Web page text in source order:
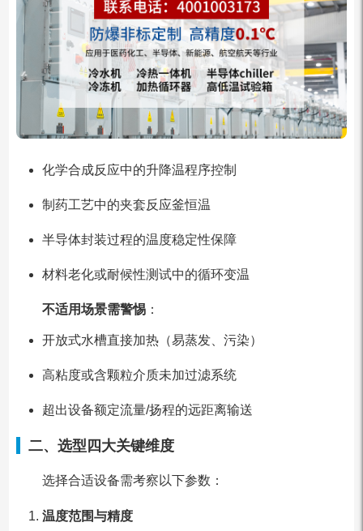
化学合成反应中的升降温程序控制
制药工艺中的夹套反应釜恒温
半导体封装过程的温度稳定性保障
材料老化或耐候性测试中的循环变温
不适用场景需警惕：
开放式水槽直接加热（易蒸发、污染）
高粘度或含颗粒介质未加过滤系统
超出设备额定流量/扬程的远距离输送
二、选型四大关键维度
选择合适设备需考察以下参数：
温度范围与精度